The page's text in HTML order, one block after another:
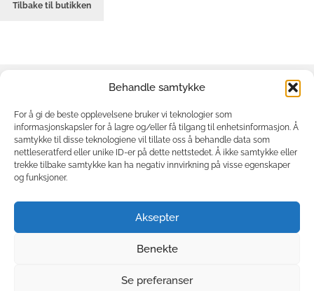
Behandle samtykke
For å gi de beste opplevelsene bruker vi teknologier som
informasjonskapsler for å lagre og/eller få tilgang til enhetsinformasjon. Å
samtykke til disse teknologiene vil tillate oss å behandle data som
nettleseratferd eller unike ID-er på dette nettstedet. Å ikke samtykke eller
trekke tilbake samtykke kan ha negativ innvirkning på visse egenskaper
og funksjoner.
Aksepter
Benekte
Se preferanser
Tilbake til butikken
Min side
Kjøpsvilkår
Cookie-
erklæring